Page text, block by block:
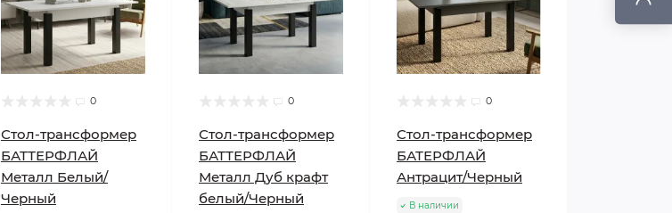
0
Стол-трансформер
БАТТЕРФЛАЙ
Металл Белый/
Черный
0
Стол-трансформер
БАТТЕРФЛАЙ
Металл Дуб крафт
белый/Черный
0
Стол-трансформер
БАТЕРФЛАЙ
Антрацит/Черный
В наличии